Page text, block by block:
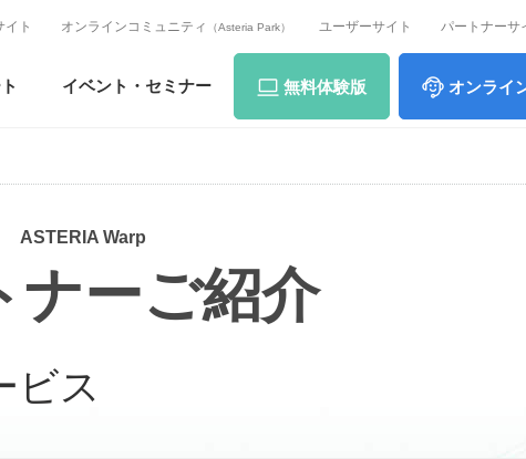
イト オンラインコミュニティ （Asteria Park） ユーザーサイト パートナーサ
イベント・ セミナー 無料体験版 オンライ
ASTERIA Warp
ナーご紹介
ビス